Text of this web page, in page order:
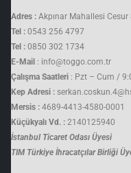
Adres : Akpınar Mahallesi
Tel : 0543 256 4797
Tel : 0850 302 1734
E-Mail : info@toggo.com.tr
Çalışma Saatleri : Pzt – Cum /
Kep Adresi :
Mersis : 4689-4413-4580-0001
Küçükyalı Vd. : 2140125940
İstanbul Ticaret Odası Üyesi
TIM Türkiye İhracatçılar Birliği